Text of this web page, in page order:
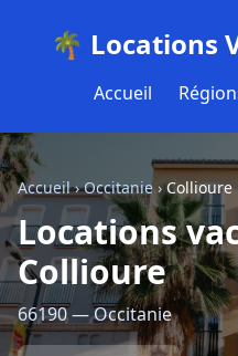
🌴 Locations
Accueil
Accueil›Occitanie›Collioure
Locations
Collioure
66190 — Occitanie